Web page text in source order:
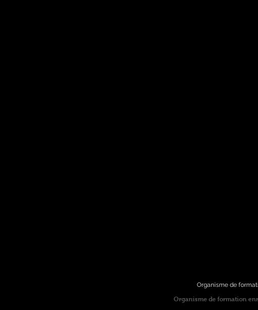
Organisme de
Organisme de formation